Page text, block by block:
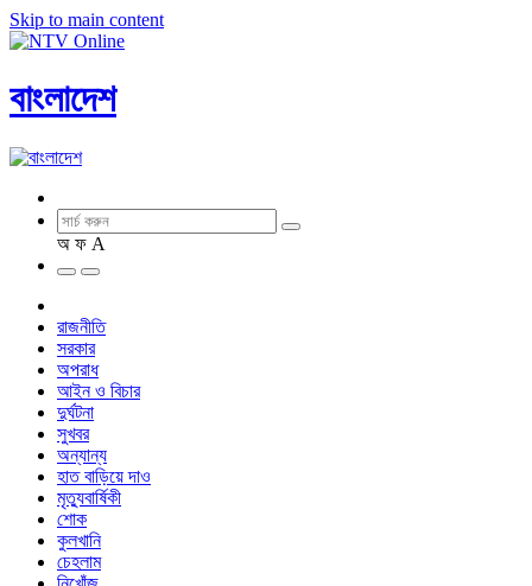
Skip to main content
বাংলাদেশ
অ ফ A
রাজনীতি
সরকার
অপরাধ
আইন ও বিচার
দুর্ঘটনা
সুখবর
অন্যান্য
হাত বাড়িয়ে দাও
মৃত্যুবার্ষিকী
শোক
কুলখানি
চেহলাম